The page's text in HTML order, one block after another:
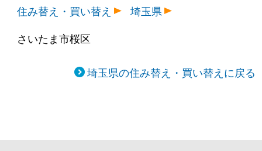
住み替え・買い替え
埼玉県
さいたま市桜区
埼玉県の住み替え・買い替えに戻る